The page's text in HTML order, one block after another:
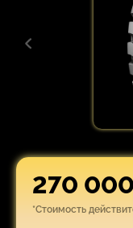
270
*Стоимость